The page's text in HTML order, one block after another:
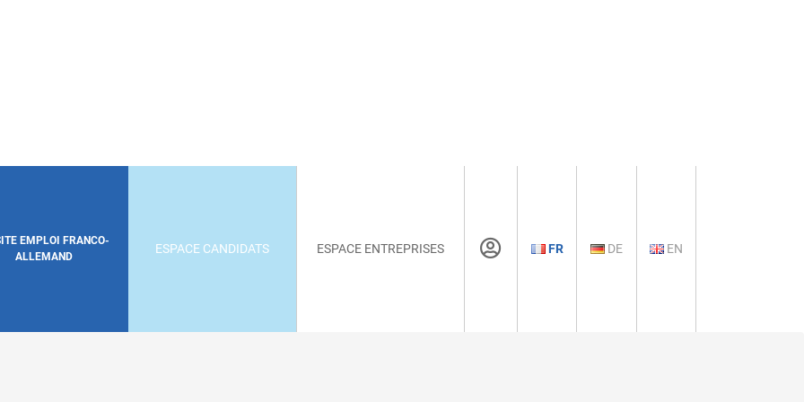
EMPLOI FRANCO-
ALLEMAND
ESPACE CANDIDATS ESPACE ENTREPRISES FR DE EN